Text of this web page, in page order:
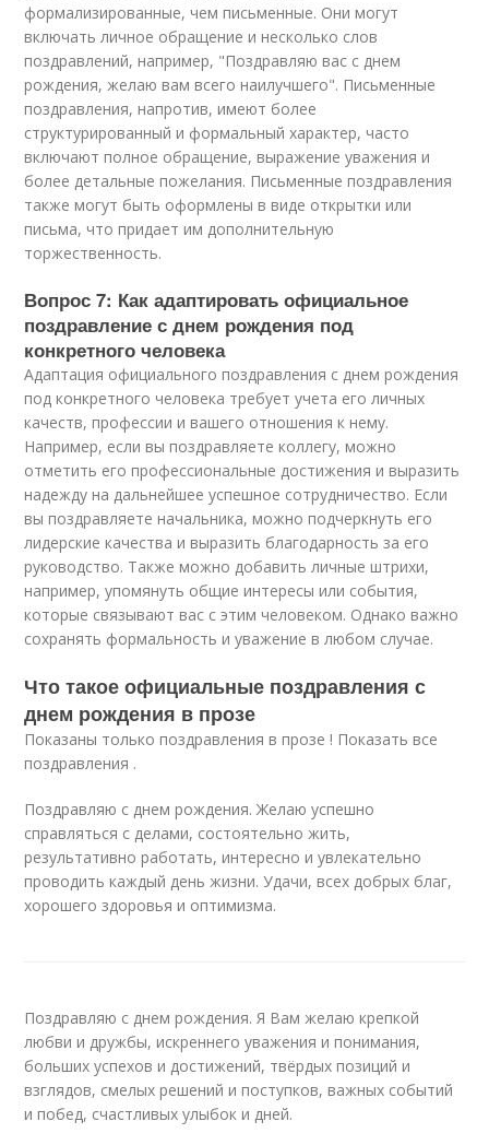
формализированные, чем письменные. Они могут
включать личное обращение и несколько слов
поздравлений, например, "Поздравляю вас с днем
рождения, желаю вам всего наилучшего". Письменные
поздравления, напротив, имеют более
структурированный и формальный характер, часто
включают полное обращение, выражение уважения и
более детальные пожелания. Письменные поздравления
также могут быть оформлены в виде открытки или
письма, что придает им дополнительную
торжественность.
Вопрос 7: Как адаптировать официальное
поздравление с днем рождения под
конкретного человека
Адаптация официального поздравления с днем рождения
под конкретного человека требует учета его личных
качеств, профессии и вашего отношения к нему.
Например, если вы поздравляете коллегу, можно
отметить его профессиональные достижения и выразить
надежду на дальнейшее успешное сотрудничество. Если
вы поздравляете начальника, можно подчеркнуть его
лидерские качества и выразить благодарность за его
руководство. Также можно добавить личные штрихи,
например, упомянуть общие интересы или события,
которые связывают вас с этим человеком. Однако важно
сохранять формальность и уважение в любом случае.
Что такое официальные поздравления с
днем рождения в прозе
Показаны только поздравления в прозе ! Показать все
поздравления .
Поздравляю с днем рождения. Желаю успешно
справляться с делами, состоятельно жить,
результативно работать, интересно и увлекательно
проводить каждый день жизни. Удачи, всех добрых благ,
хорошего здоровья и оптимизма.
Поздравляю с днем рождения. Я Вам желаю крепкой
любви и дружбы, искреннего уважения и понимания,
больших успехов и достижений, твёрдых позиций и
взглядов, смелых решений и поступков, важных событий
и побед, счастливых улыбок и дней.